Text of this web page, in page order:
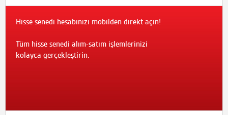
Hisse senedi hesabınızı mobilden direkt açın!
Tüm hisse senedi alım-satım işlemlerinizi
kolayca gerçekleştirin.